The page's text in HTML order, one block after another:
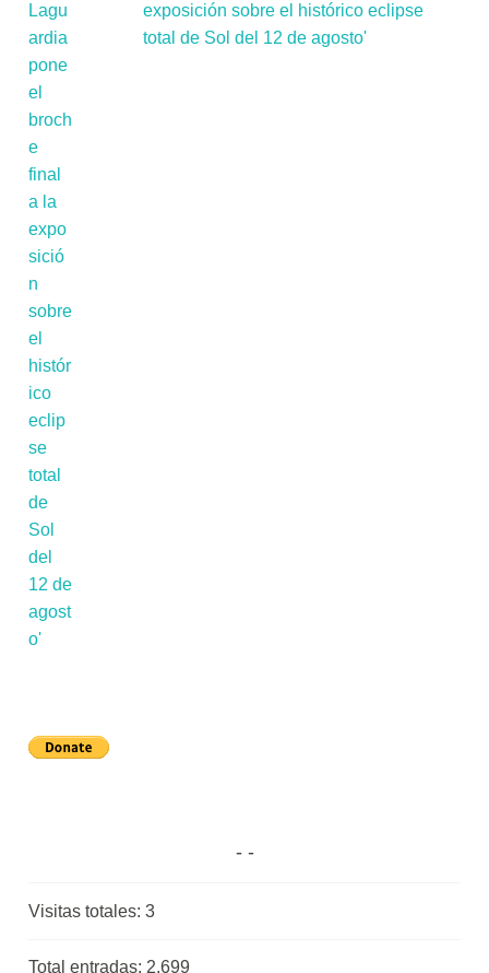
exposición sobre el histórico eclipse
total de Sol del 12 de agosto'
Visitas totales:3
Total entradas:2.699